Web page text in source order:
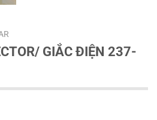
GIẮC ĐIỆN 237-